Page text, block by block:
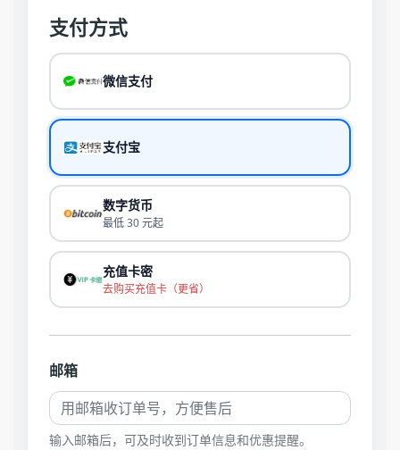
支付方式
微信支付
支付宝
数字货币
最低 30 元起
充值卡密
去购买充值卡（更省）
邮箱
输入邮箱后，可及时收到订单信息和优惠提醒。